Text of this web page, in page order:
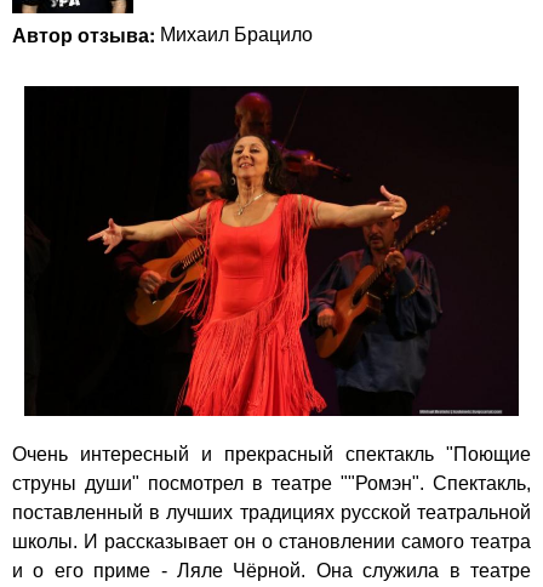
Автор отзыва: Михаил Брацило
Очень интересный и прекрасный спектакль "Поющие
струны души" посмотрел в театре ""Ромэн". Спектакль,
поставленный в лучших традициях русской театральной
школы. И рассказывает он о становлении самого театра
и о его приме - Ляле Чёрной. Она служила в театре